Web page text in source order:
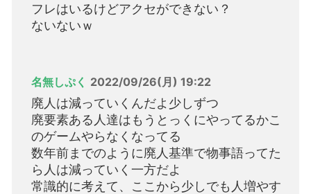
フレはいるけどアクセができない？
ないないｗ
名無しぷく 2022/09/26(月) 19:22
廃人は減っていくんだよ少しずつ
廃要素ある人達はもうとっくにやってるかこ
のゲームやらなくなってる
数年前までのように廃人基準で物事語ってた
ら人は減っていく一方だよ
常識的に考えて、ここから少しでも人増やす